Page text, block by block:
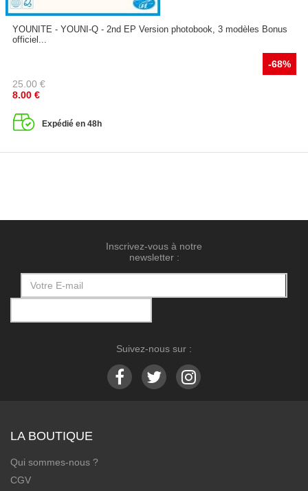
YOUNITE - YOUNI-Q - 2nd EP Version photobook, 3 modèles Bonus
officiel...
-68%
25.00 €
8.00 €
Expédié en 48h
Inscrivez-vous à notre
newsletter :
Suivez-nous sur :
LA BOUTIQUE
Qui sommes-nous ?
CGV